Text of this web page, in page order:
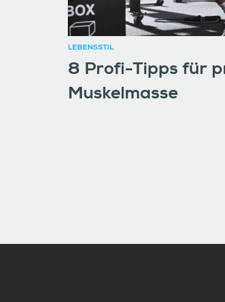
LEBENSSTIL
8 Profi-Tipps für
Muskelmasse